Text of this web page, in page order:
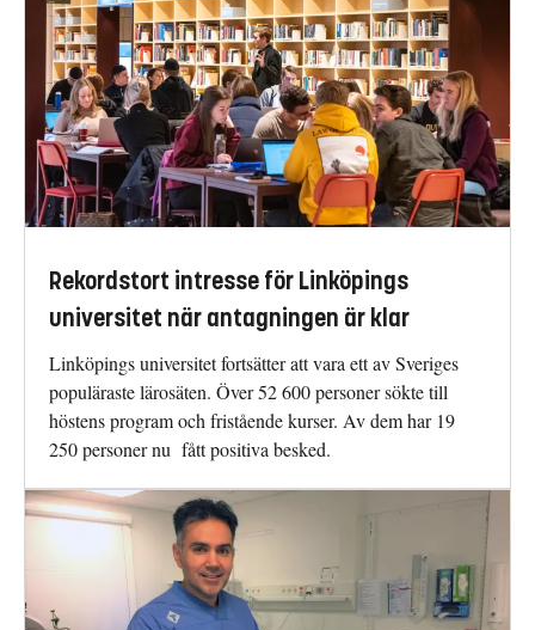
Rekordstort intresse för Linköpings
universitet när antagningen är klar
Linköpings universitet fortsätter att vara ett av Sveriges
populäraste lärosäten. Över 52 600 personer sökte till
höstens program och fristående kurser. Av dem har 19
250 personer nu fått positiva besked.